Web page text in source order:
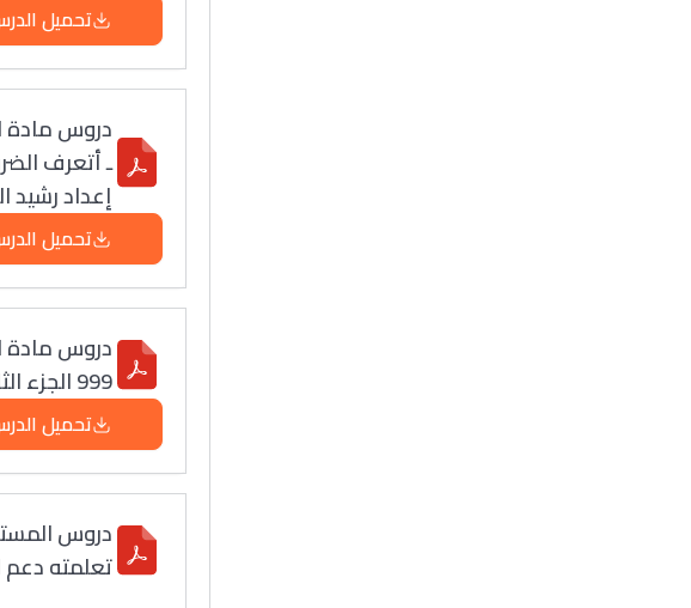
تحميل
دروس مادة
إعداد رشيد
تحميل
999 الجزء الثالث
تحميل
دروس
تعلمته دعم